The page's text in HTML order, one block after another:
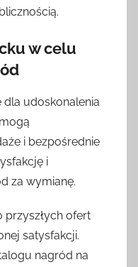
w celu
dla udoskonalenia
i bezpośrednie
i
za wymianę.
przyszłych ofert
satysfakcji.
nagród na